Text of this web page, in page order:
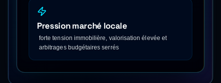
Pression marché locale
forte tension immobilière, valorisation élevée et
arbitrages budgétaires serrés